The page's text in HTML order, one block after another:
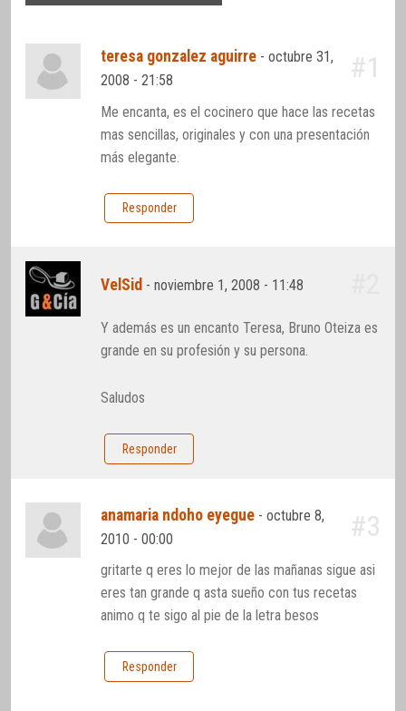
teresa gonzalez aguirre -octubre 31,
2008 - 21:58
#1
Me encanta, es el cocinero que hace las recetas
mas sencillas, originales y con una presentación
más elegante.
Responder
VelSid -noviembre 1, 2008 - 11:48
Y además es un encanto Teresa, Bruno Oteiza es
grande en su profesión y su persona.
Saludos
Responder
anamaria ndoho eyegue -octubre 8,
2010 - 00:00
#3
gritarte q eres lo mejor de las mañanas sigue asi
eres tan grande q asta sueño con tus recetas
animo q te sigo al pie de la letra besos
Responder